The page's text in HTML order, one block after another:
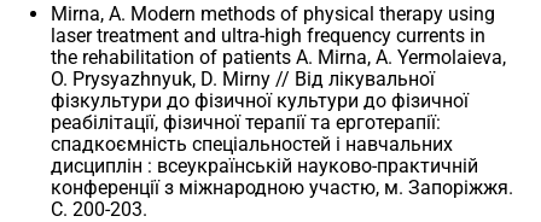
Mirna, A. Modern methods of physical therapy using
laser treatment and ultra-high frequency currents in
the rehabilitation of patients A. Mirna, A. Yermolaieva,
O. Prysyazhnyuk, D. Mirny // Від лікувальної
фізкультури до фізичної культури до фізичної
реабілітації, фізичної терапії та ерготерапії:
спадкоємність спеціальностей і навчальних
дисциплін : всеукраїнській науково-практичній
конференції з міжнародною участю, м. Запоріжжя.
С. 200-203.